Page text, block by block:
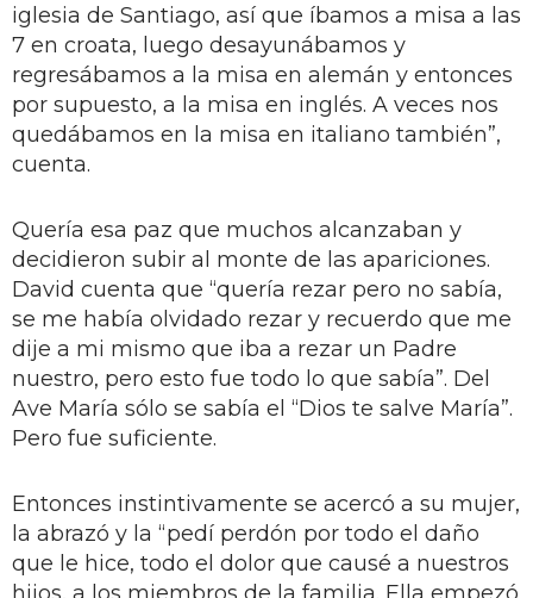
iglesia de Santiago, así que íbamos a misa a las
7 en croata, luego desayunábamos y
regresábamos a la misa en alemán y entonces
por supuesto, a la misa en inglés. A veces nos
quedábamos en la misa en italiano también”,
cuenta.
Quería esa paz que muchos alcanzaban y
decidieron subir al monte de las apariciones.
David cuenta que “quería rezar pero no sabía,
se me había olvidado rezar y recuerdo que me
dije a mi mismo que iba a rezar un Padre
nuestro, pero esto fue todo lo que sabía”. Del
Ave María sólo se sabía el “Dios te salve María”.
Pero fue suficiente.
Entonces instintivamente se acercó a su mujer,
la abrazó y la “pedí perdón por todo el daño
que le hice, todo el dolor que causé a nuestros